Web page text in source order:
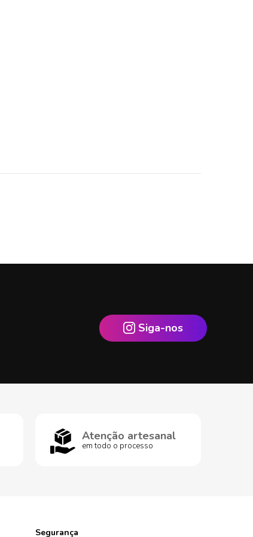
Siga-nos
Atenção artesanal
em todo o processo
Segurança